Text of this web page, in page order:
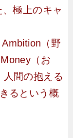
極上のキャ
（野
（お
間の抱える
るという概